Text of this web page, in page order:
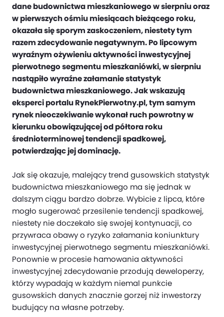
dane budownictwa mieszkaniowego w sierpniu oraz
w pierwszych ośmiu miesiącach bieżącego roku,
okazała się sporym zaskoczeniem, niestety tym
razem zdecydowanie negatywnym. Po lipcowym
wyraźnym ożywieniu aktywności inwestycyjnej
pierwotnego segmentu mieszkaniówki, w sierpniu
nastąpiło wyraźne załamanie statystyk
budownictwa mieszkaniowego. Jak wskazują
eksperci portalu RynekPierwotny.pl, tym samym
rynek nieoczekiwanie wykonał ruch powrotny w
kierunku obowiązującej od półtora roku
średnioterminowej tendencji spadkowej,
potwierdzając jej dominację.
Jak się okazuje, malejący trend gusowskich statystyk
budownictwa mieszkaniowego ma się jednak w
dalszym ciągu bardzo dobrze. Wybicie z lipca, które
mogło sugerować przesilenie tendencji spadkowej,
niestety nie doczekało się swojej kontynuacji, co
przywraca obawy o ryzyko załamania koniunktury
inwestycyjnej pierwotnego segmentu mieszkaniówki.
Ponownie w procesie hamowania aktywności
inwestycyjnej zdecydowanie przodują deweloperzy,
którzy wypadają w każdym niemal punkcie
gusowskich danych znacznie gorzej niż inwestorzy
budujący na własne potrzeby.